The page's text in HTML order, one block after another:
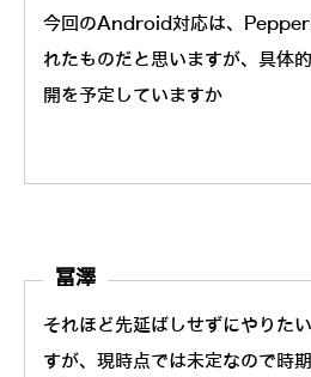
今回のAndroid対応は、Pepper
れたものだと思いますが、具体
開を予定していますか
冨澤
それほど先延ばしせずにやりた
すが、現時点では未定なので時